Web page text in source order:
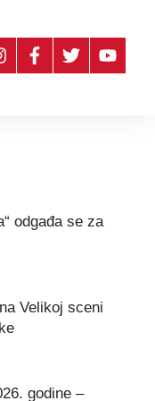
odgađa se za
Velikoj sceni
godine –